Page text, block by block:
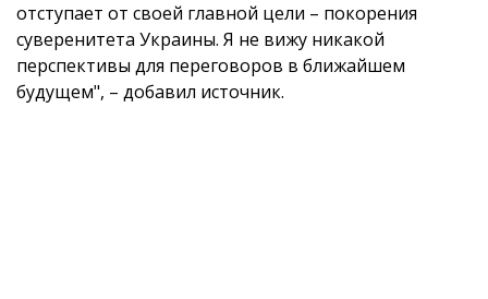
отступает от своей главной цели – покорения
суверенитета Украины. Я не вижу никакой
перспективы для переговоров в ближайшем
будущем", – добавил источник.